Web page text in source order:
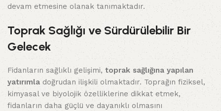
devam etmesine olanak tanımaktadır.
Toprak Sağlığı ve Sürdürülebilir Bir
Gelecek
Fidanların sağlıklı gelişimi, toprak sağlığına yapılan
yatırımla doğrudan ilişkili olmaktadır. Toprağın fiziksel,
kimyasal ve biyolojik özelliklerine dikkat etmek,
fidanların daha güçlü ve dayanıklı olmasını